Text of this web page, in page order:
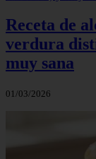
Receta de
verdura
muy sana
01/03/2026